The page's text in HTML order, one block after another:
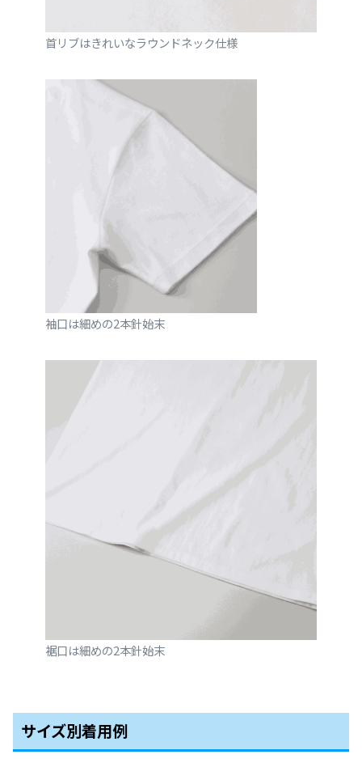
首リブはきれいなラウンドネック仕様
袖口は細めの2本針始末
裾口は細めの2本針始末
サイズ別着用例